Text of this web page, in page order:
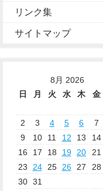
リンク集
サイトマップ
8月 2026
日
月 火 水 木 金
2
3 4 5 6 7
9
10 11 12 13 14
16
17 18 19 20 21
23
24 25 26 27 28
30 31